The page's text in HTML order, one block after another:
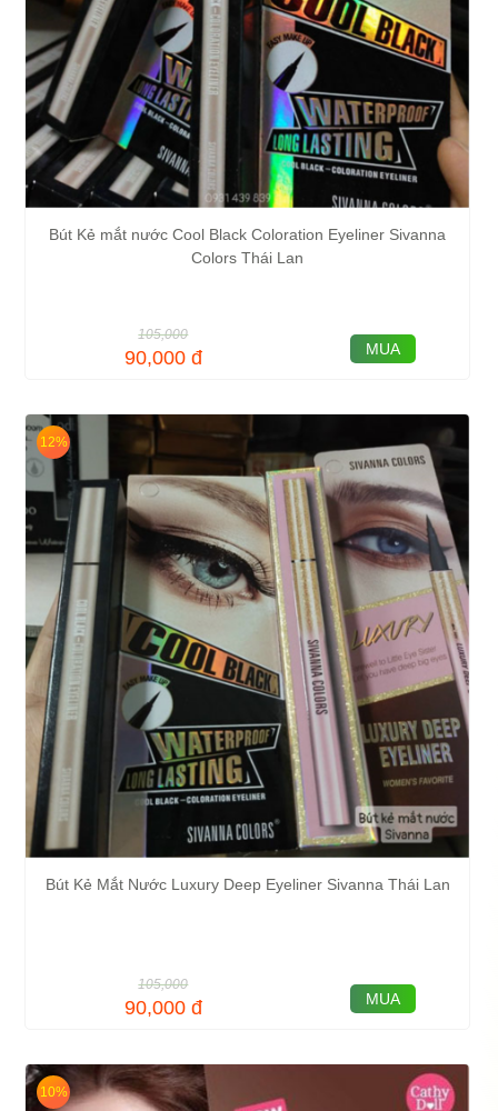
Bút Kẻ mắt nước Cool Black Coloration Eyeliner Sivanna
Colors Thái Lan
105,000
90,000 đ MUA
12%
Bút Kẻ Mắt Nước Luxury Deep Eyeliner Sivanna Thái Lan
105,000
90,000 đ MUA
10%